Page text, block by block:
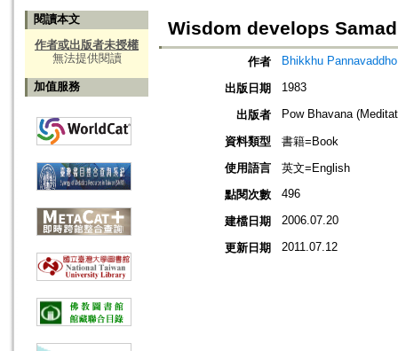
閱讀本文
作者或出版者未授權
無法提供閱讀
加值服務
Wisdom develops
作者 Bhikkhu Pannavaddho
出版日期 1983
出版者 Pow Bhavana
資料類型
書籍=Book
使用語言
英文=English
點閱次數
496
建檔日期 2006.07.20
更新日期 2011.07.12